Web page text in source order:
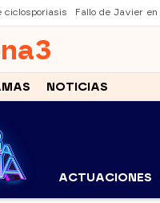
ciclosporiasis Fallo de Javier
3
NOTICIAS
ACTUACIONES